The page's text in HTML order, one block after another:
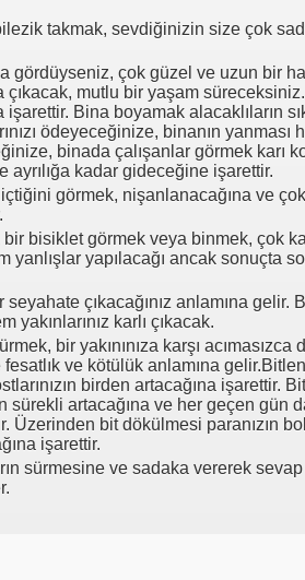
takmak, sevdiğinizin size çok
gördüyseniz, çok güzel ve uzun bir
mutlu bir yaşam
işarettir. Bina boyamak alacaklıların
ödeyeceğinize, binanın yanması
binada çalışanlar görmek karı
ayrılığa kadar gideceğine işarettir.
görmek, nişanlanacağına ve
bisiklet görmek veya binmek, çok
yanlışlar yapılacağı ancak sonuçta
seyahate çıkacağınız anlamına gelir.
yakınlarınız karlı çıkacak.
bir yakınınıza karşı acımasızca
ve kötülük anlamına
birden artacağına işarettir.
sürekli artacağına ve her geçen gün
Üzerinden bit dökülmesi paranızın
işarettir.
sürmesine ve sadaka vererek